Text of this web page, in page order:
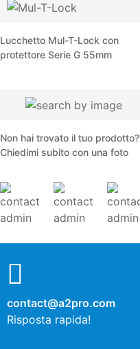
Lucchetto Mul-T-Lock con
protettore Serie G 55mm
Non hai trovato il tuo prodotto?
Chiedimi subito con una foto
contact@a2pro.com
Risposta rapida!